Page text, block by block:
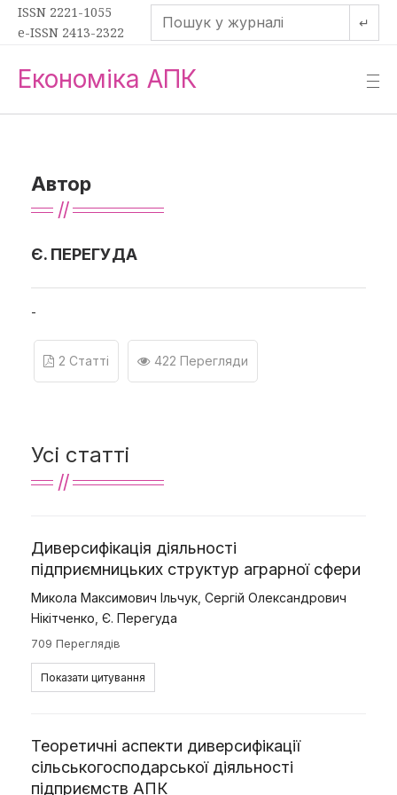
ISSN 2221-1055
e-ISSN 2413-2322
↵
Економіка АПК —
—
—
Автор
Є. ПЕРЕГУДА
-
2 Статті 422 Перегляди
Усі статті
Диверсифікація діяльності
підприємницьких структур аграрної сфери
Микола Максимович Ільчук Сергій Олександрович
Нікітченко Є. Перегуда
709 Переглядів
Показати цитування
Теоретичні аспекти диверсифікації
сільськогосподарської діяльності
підприємств АПК